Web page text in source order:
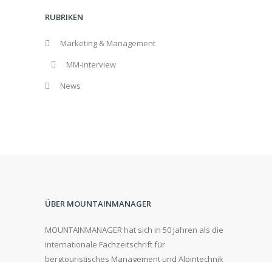
RUBRIKEN
Marketing & Management
MM-Interview
News
ÜBER MOUNTAINMANAGER
MOUNTAINMANAGER hat sich in 50 Jahren als die
internationale Fachzeitschrift für
bergtouristisches Management und Alpintechnik